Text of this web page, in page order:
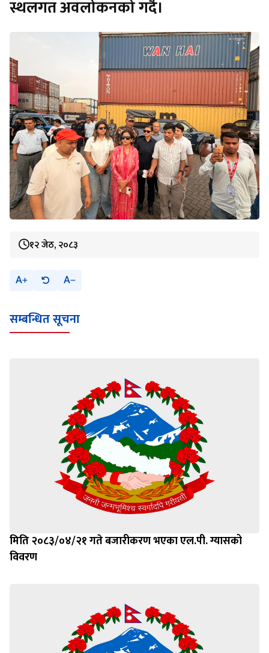
स्थलगत अवलोकनको गर्दै।
१२ जेठ, २०८३
A A
सम्बन्धित सूचना
मिति २०८३/०४/२१ गते बजारीकरण भएका एल.पी. ग्यासको
विवरण